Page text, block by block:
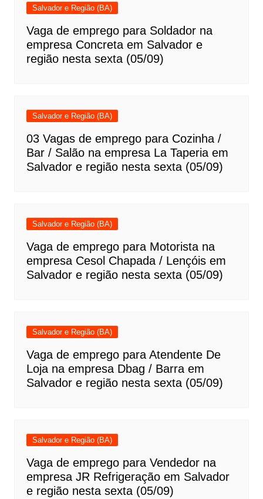
Salvador e Região (BA)
Vaga de emprego para Soldador na
empresa Concreta em Salvador e
região nesta sexta (05/09)
Salvador e Região (BA)
03 Vagas de emprego para Cozinha /
Bar / Salão na empresa La Taperia em
Salvador e região nesta sexta (05/09)
Salvador e Região (BA)
Vaga de emprego para Motorista na
empresa Cesol Chapada / Lençóis em
Salvador e região nesta sexta (05/09)
Salvador e Região (BA)
Vaga de emprego para Atendente De
Loja na empresa Dbag / Barra em
Salvador e região nesta sexta (05/09)
Salvador e Região (BA)
Vaga de emprego para Vendedor na
empresa JR Refrigeração em Salvador
e região nesta sexta (05/09)